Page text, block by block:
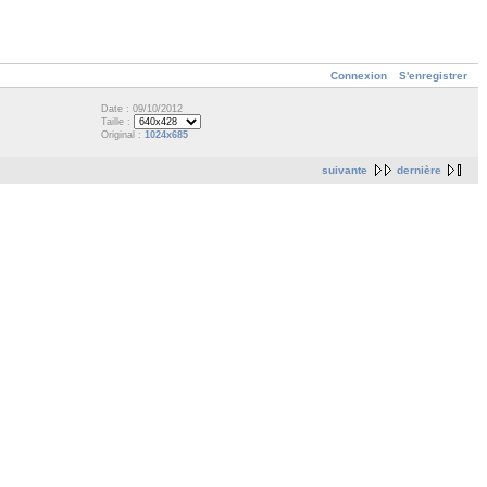
Connexion S'enregistrer
Date : 09/10/2012
Taille :
Original : 1024x685
suivante dernière